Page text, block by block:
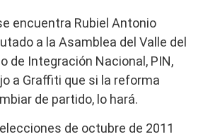
encuentra Rubiel Antonio
a la Asamblea del Valle del
de Integración Nacional, PIN,
a Graffiti que si la reforma
de partido, lo hará.
de octubre de 2011